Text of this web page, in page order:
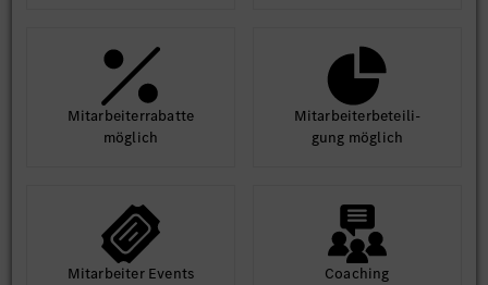
Mit­arbeiter­rabatte
möglich
Mit­arbeiter­beteili­
gung möglich
Mit­arbeiter Events Coaching